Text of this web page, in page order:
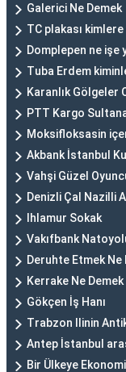
Galerici Ne Demek
TC plakası
Domplepen ne işe
Tuba Erdem
Karanlık Gölgeler
PTT Kargo
Moksifloksasin
Akbank İstanbul
Vahşi Güzel
Denizli Çal Nazilli
Ihlamur Sokak
Vakıfbank
Deruhte Etmek Ne
Kerrake Ne Demek
Gökçen İş Hanı
Trabzon Ilinin
Antep İstanbul
Bir Ülkeye